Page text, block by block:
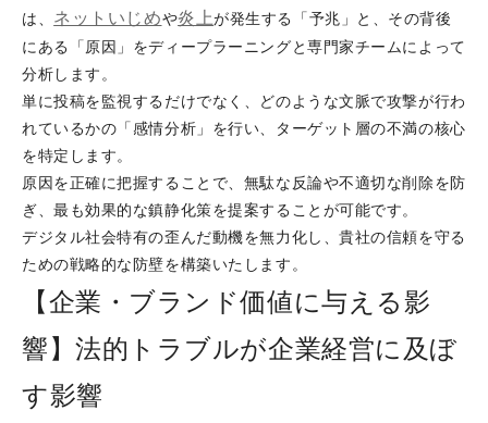
は、 ネットいじめや炎上が発生する「予兆」と、その背後
にある「原因」をディープラーニングと専門家チームによって
分析します。
単に投稿を監視するだけでなく、どのような文脈で攻撃が行わ
れているかの「感情分析」を行い、ターゲット層の不満の核心
を特定します。
原因を正確に把握することで、無駄な反論や不適切な削除を防
ぎ、最も効果的な鎮静化策を提案することが可能です。
デジタル社会特有の歪んだ動機を無力化し、貴社の信頼を守る
ための戦略的な防壁を構築いたします。
【企業・ブランド価値に与える影
響】法的トラブルが企業経営に及ぼ
す影響